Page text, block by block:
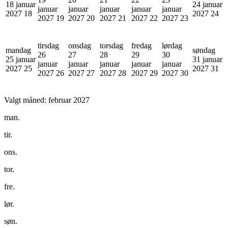
18 januar
2027 18
januar
2027 19
januar
2027 20
januar
2027 21
januar
2027 22
januar
2027 23
24 januar
2027 24
mandag
25 januar
2027 25
tirsdag
26
januar
2027 26
onsdag
27
januar
2027 27
torsdag
28
januar
2027 28
fredag
29
januar
2027 29
lørdag
30
januar
2027 30
søndag
31 januar
2027 31
Valgt måned: februar 2027
man.
tir.
ons.
tor.
fre.
lør.
søn.